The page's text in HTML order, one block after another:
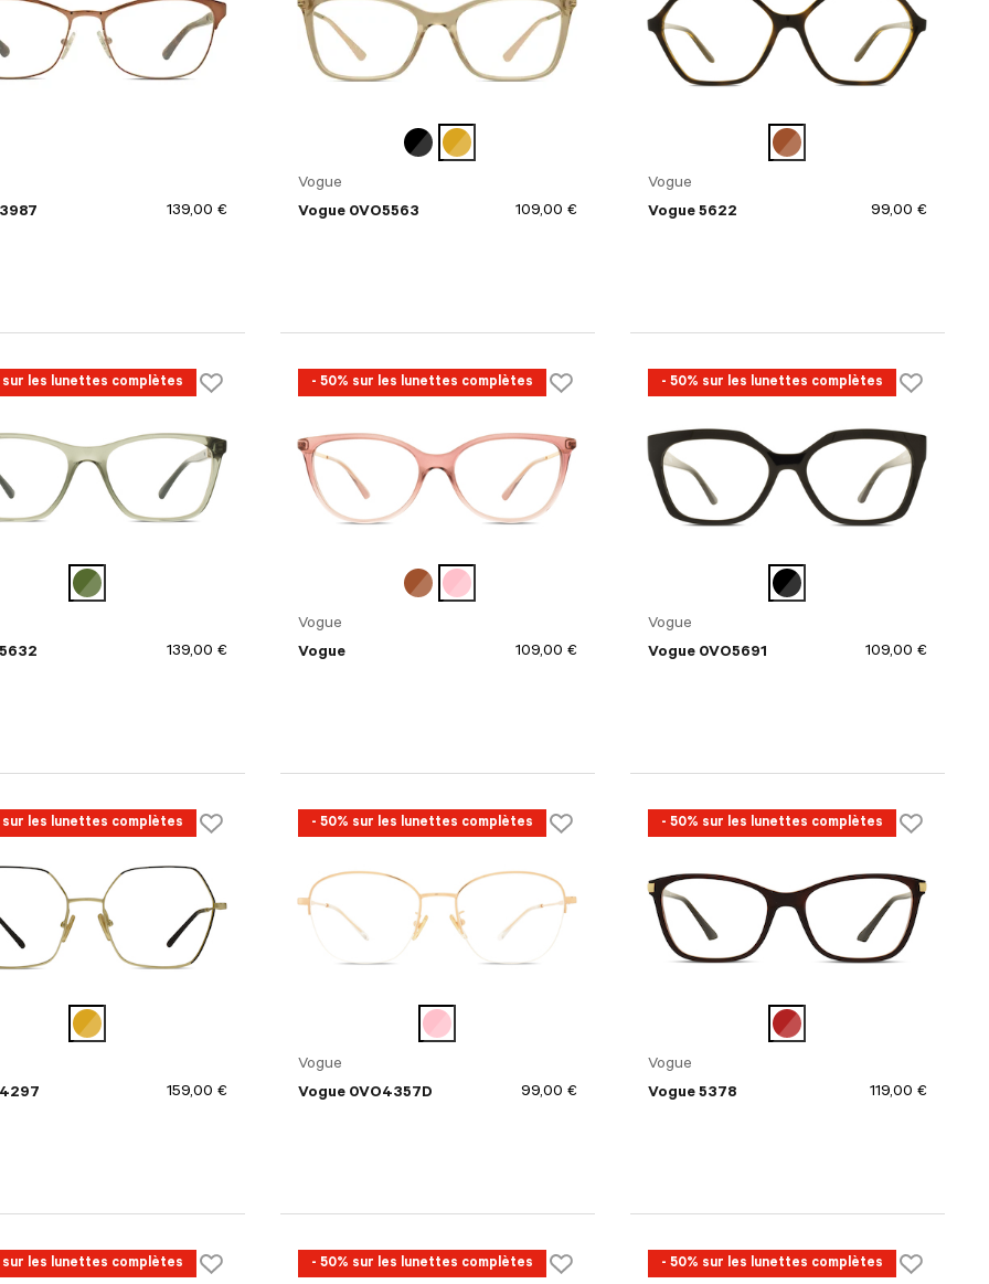
139,00 €
Vogue
Vogue 0VO5563
109,00 €
Vogue
Vogue 5622
99,00 €
sur les lunettes complètes
139,00 €
- 50% sur les lunettes complètes
Vogue
Vogue
109,00 €
- 50% sur les lunettes complètes
Vogue
Vogue 0VO5691
109,00 €
sur les lunettes complètes
159,00 €
- 50% sur les lunettes complètes
Vogue
Vogue 0VO4357D
99,00 €
- 50% sur les lunettes complètes
Vogue
Vogue 5378
119,00 €
sur les lunettes complètes - 50% sur les lunettes complètes - 50% sur les lunettes complètes